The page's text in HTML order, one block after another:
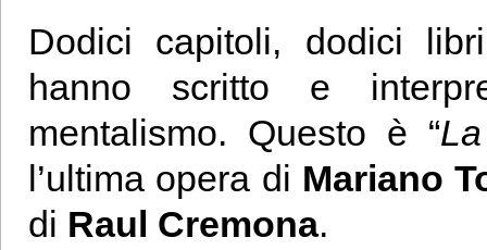
Dodici capitoli, dodici
hanno scritto e
mentalismo. Questo è “
l’ultima opera di Mariano
di Raul Cremona.